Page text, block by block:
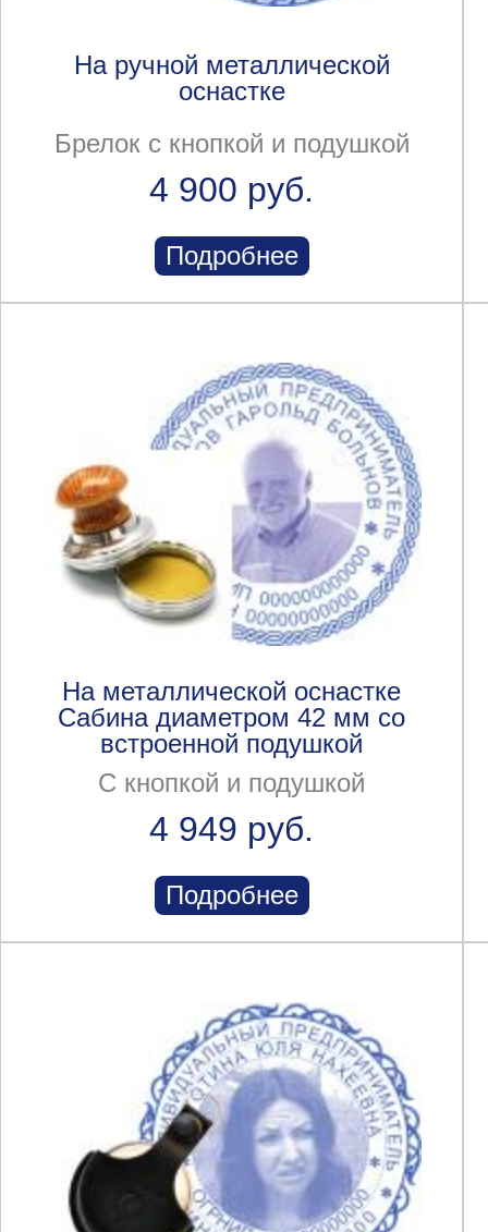
На ручной металлической
оснастке
Брелок с кнопкой и подушкой
4 900 руб.
Подробнее
На металлической оснастке
Сабина диаметром 42 мм со
встроенной подушкой
С кнопкой и подушкой
4 949 руб.
Подробнее